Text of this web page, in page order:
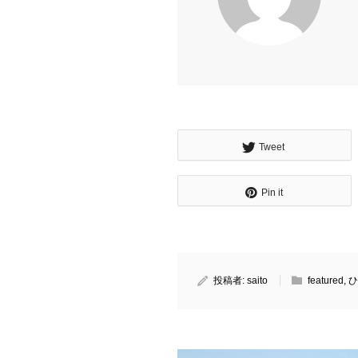
Tweet
Pin it
投稿者: saito featured ,